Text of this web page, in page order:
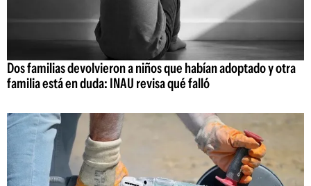
Dos familias devolvieron a niños que habían adoptado y otra
familia está en duda: INAU revisa qué falló